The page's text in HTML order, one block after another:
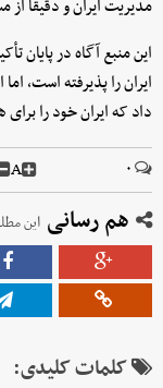
مدیریت ایران و دقیقاً
این منبع آگاه در پایان
ایران را پذیرفته است،
داد که ایران خود را
۰ A
هم رسانی این
کلمات کلیدی: